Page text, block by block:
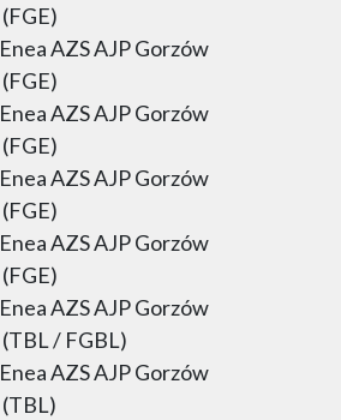
AZS AJP Gorzów
AZS AJP Gorzów
AZS AJP Gorzów
AZS AJP Gorzów
AZS AJP Gorzów
/ FGBL)
AZS AJP Gorzów